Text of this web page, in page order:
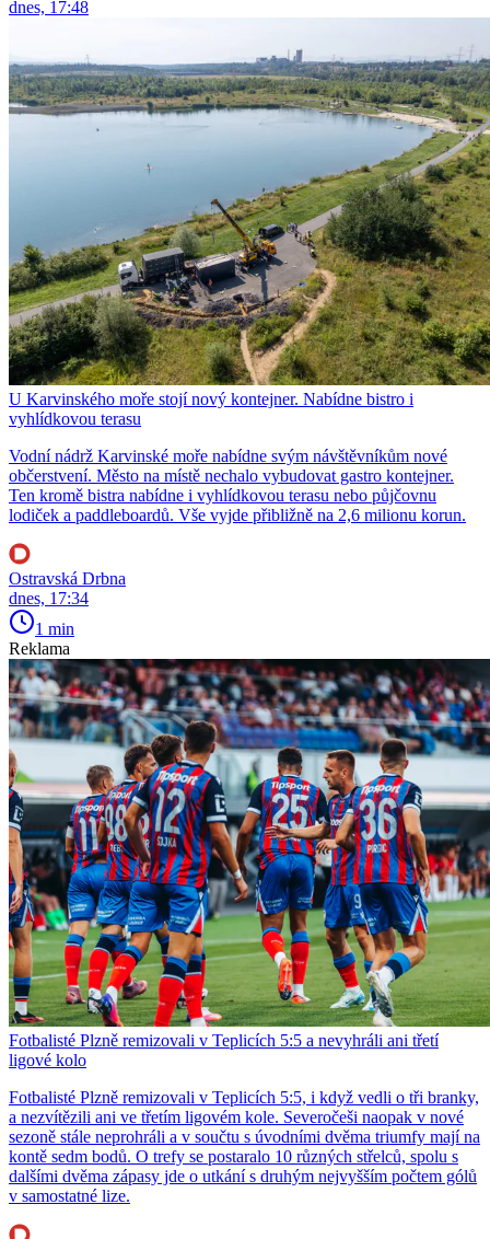
dnes, 17:48
U Karvinského moře stojí nový kontejner. Nabídne bistro i
vyhlídkovou terasu
Vodní nádrž Karvinské moře nabídne svým návštěvníkům nové
občerstvení. Město na místě nechalo vybudovat gastro kontejner.
Ten kromě bistra nabídne i vyhlídkovou terasu nebo půjčovnu
lodiček a paddleboardů. Vše vyjde přibližně na 2,6 milionu korun.
Ostravská Drbna
dnes, 17:34
1 min
Reklama
Fotbalisté Plzně remizovali v Teplicích 5:5 a nevyhráli ani třetí
ligové kolo
Fotbalisté Plzně remizovali v Teplicích 5:5, i když vedli o tři branky,
a nezvítězili ani ve třetím ligovém kole. Severočeši naopak v nové
sezoně stále neprohráli a v součtu s úvodními dvěma triumfy mají na
kontě sedm bodů. O trefy se postaralo 10 různých střelců, spolu s
dalšími dvěma zápasy jde o utkání s druhým nejvyšším počtem gólů
v samostatné lize.